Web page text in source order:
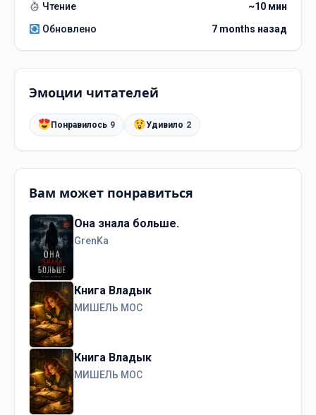
Чтение
~10 мин
Обновлено
7 months назад
Эмоции читателей
Понравилось 9 Удивило 2
Вам может понравиться
Она знала больше.
GrenKa
Книга Владык
МИШЕЛЬ МОС
Книга Владык
МИШЕЛЬ МОС